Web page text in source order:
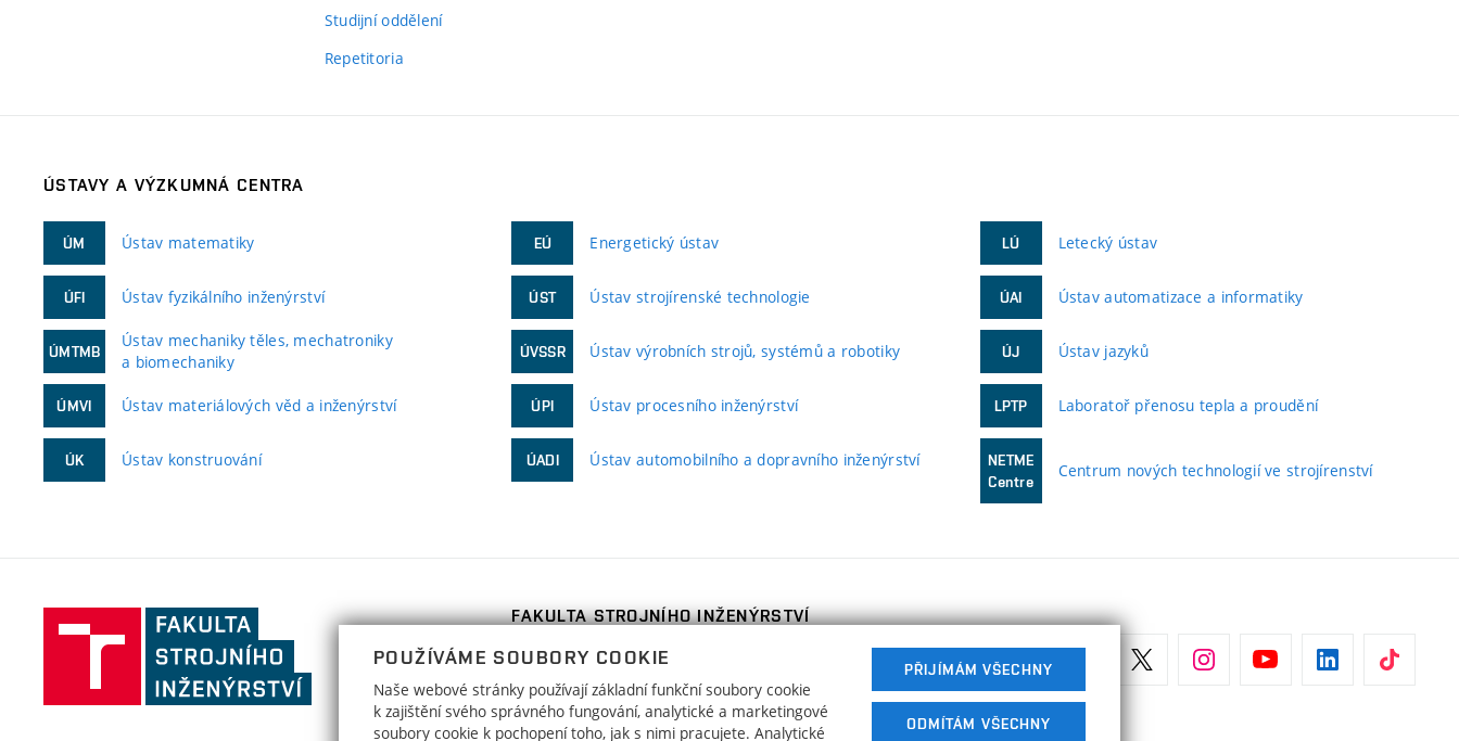
Studijní oddělení
Repetitoria
ÚSTAVY A VÝZKUMNÁ CENTRA
ÚM Ústav matematiky
ÚFI Ústav fyzikálního inženýrství
ÚMTMB
Ústav mechaniky těles, mechatroniky
a biomechaniky
ÚMVI Ústav materiálových věd a inženýrství
ÚK Ústav konstruování
EÚ Energetický ústav
ÚST Ústav strojírenské technologie
ÚVSSR Ústav výrobních strojů, systémů a robotiky
ÚPI Ústav procesního inženýrství
ÚADI Ústav automobilního a dopravního inženýrství
LÚ Letecký ústav
ÚAI Ústav automatizace a informatiky
ÚJ Ústav jazyků
LPTP Laboratoř přenosu tepla a proudění
NETME
Centre
Centrum nových technologií ve strojírenství
Fakulta
inženýrství,
Vysoké
FAKULTA STROJNÍHO INŽENÝRSTVÍ
Technická 2896/2
616 69 Brno
info@fme.vutbr.cz
POUŽÍVÁME SOUBORY COOKIE
Naše webové stránky používají základní funkční soubory cookie
k zajištění svého správného fungování, analytické a marketingové
soubory cookie k pochopení toho, jak s nimi pracujete. Analytické
PŘIJÍMÁM VŠECHNY
ODMÍTÁM VŠECHNY